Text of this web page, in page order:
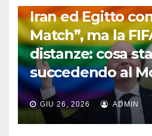
Iran ed Egitto
Match”, ma la
distanze: cosa sta
succedendo al
GIU 26, 2026 ADMIN